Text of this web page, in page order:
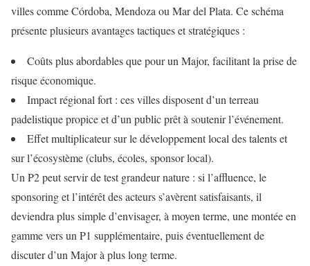
villes comme Córdoba, Mendoza ou Mar del Plata. Ce schéma
présente plusieurs avantages tactiques et stratégiques :
Coûts plus abordables que pour un Major, facilitant la prise de
risque économique.
Impact régional fort : ces villes disposent d’un terreau
padelistique propice et d’un public prêt à soutenir l’événement.
Effet multiplicateur sur le développement local des talents et
sur l’écosystème (clubs, écoles, sponsor local).
Un P2 peut servir de test grandeur nature : si l’affluence, le
sponsoring et l’intérêt des acteurs s’avèrent satisfaisants, il
deviendra plus simple d’envisager, à moyen terme, une montée en
gamme vers un P1 supplémentaire, puis éventuellement de
discuter d’un Major à plus long terme.